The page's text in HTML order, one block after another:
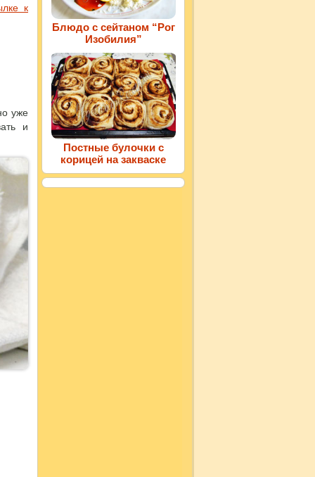
к
уже
и
Блюдо с сейтаном “Рог
Изобилия”
Постные булочки с
корицей на закваске